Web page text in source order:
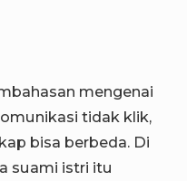
mengenai
tidak klik,
bisa berbeda. Di
suami istri itu